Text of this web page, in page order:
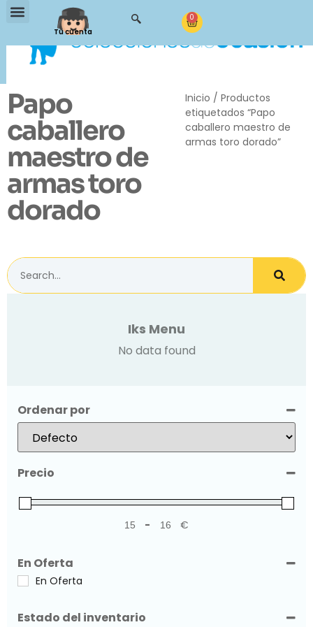
Tu cuenta
0
Papo
caballero
maestro de
armas toro
dorado
Inicio / Productos
etiquetados “Papo
caballero maestro de
armas toro dorado”
Iks Menu
No data found
Ordenar por
Sort Products
Precio
Minimum Price
- Maximum Price
€
En Oferta
En Oferta
Estado del inventario